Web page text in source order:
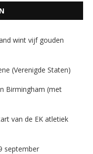
wint vijf gouden
(Verenigde Staten)
Birmingham (met
van de EK atletiek
september